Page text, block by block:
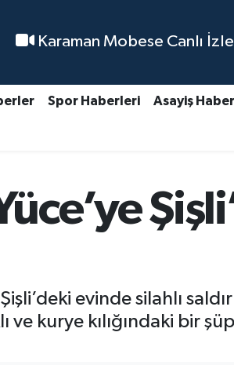
Karaman Mobese Canlı İzle
Spor Haberleri Asayiş
evinde silahlı
kurye kılığındaki bir